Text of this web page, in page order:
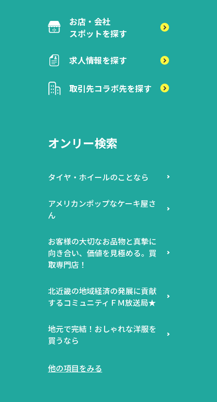
お店・会社
スポットを探す
求人情報を探す
取引先コラボ先を探す
オンリー検索
タイヤ・ホイールのことなら
アメリカンポップなケーキ屋さ
ん
お客様の大切なお品物と真摯に
向き合い、価値を見極める。買
取専門店！
北近畿の地域経済の発展に貢献
するコミュニティＦＭ放送局★
地元で完結！おしゃれな洋服を
買うなら
他の項目をみる